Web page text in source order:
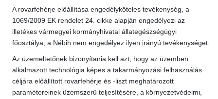
A rovarfehérje előállítása engedélyköteles tevékenység, a
1069/2009 EK rendelet 24. cikke alapján engedélyezi az
illetékes vármegyei kormányhivatal állategészségügyi
főosztálya, a Nébih nem engedélyez ilyen irányú tevékenységet.
Az üzemeltetőnek bizonyítania kell azt, hogy az üzemben
alkalmazott technológia képes a takarmányozási felhasználás
céljára előállított rovarfehérje és -liszt meghatározott
paramétereinek üzemszerű teljesítésére, a környezetvédelmi,